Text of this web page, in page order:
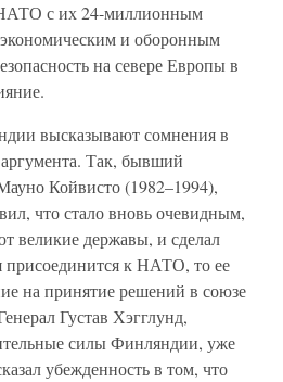
с их 24-миллионным
и оборонным
на севере Европы в
высказывают сомнения в
Так, бывший
Койвисто (1982–1994),
что стало вновь очевидным,
державы, и сделал
к НАТО, то ее
на принятие решений в союзе
Густав Хэгглунд,
силы Финляндии, уже
убежденность в том, что